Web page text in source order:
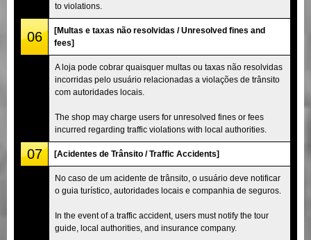
to violations.
06
[Multas e taxas não resolvidas / Unresolved fines and
fees]
A loja pode cobrar quaisquer multas ou taxas não resolvidas
incorridas pelo usuário relacionadas a violações de trânsito
com autoridades locais.
The shop may charge users for unresolved fines or fees
incurred regarding traffic violations with local authorities.
07 [Acidentes de Trânsito / Traffic Accidents]
No caso de um acidente de trânsito, o usuário deve notificar
o guia turístico, autoridades locais e companhia de seguros.
In the event of a traffic accident, users must notify the tour
guide, local authorities, and insurance company.